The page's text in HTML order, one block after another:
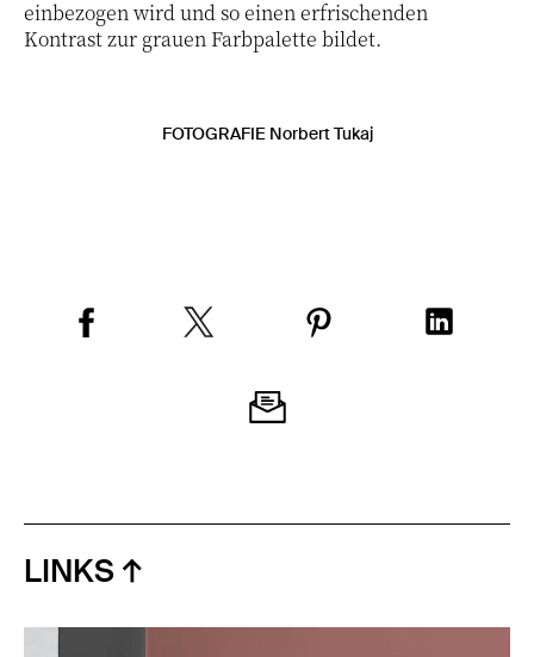
einbezogen wird und so einen erfrischenden
Kontrast zur grauen Farbpalette bildet.
FOTOGRAFIE Norbert Tukaj
LINKS